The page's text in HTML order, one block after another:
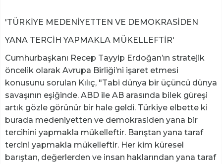
'TÜRKİYE MEDENİYETTEN VE DEMOKRASİDEN
YANA TERCİH YAPMAKLA MÜKELLEFTİR'
Cumhurbaşkanı Recep Tayyip Erdoğan’ın stratejik
öncelik olarak Avrupa Birliği’ni işaret etmesi
konusunu sorulan Kılıç, "Tabi dünya bir üçüncü dünya
savaşının eşiğinde. ABD ile AB arasında bilek güreşi
artık gözle görünür bir hale geldi. Türkiye elbette ki
burada medeniyetten ve demokrasiden yana bir
tercihini yapmakla mükelleftir. Barıştan yana taraf
tercini yapmakla mükelleftir. Her kim küresel
barıştan, değerlerden ve insan haklarından yana taraf